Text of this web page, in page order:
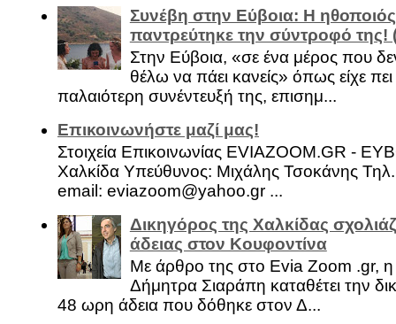
Συνέβη στην Εύβοια: Η
παντρεύτηκε την σύντροφό
Στην Εύβοια, «σε ένα μέρος που
θέλω να πάει κανείς» όπως είχε πει
παλαιότερη συνέντευξή της, επισημ...
Επικοινωνήστε μαζί μας!
Στοιχεία Επικοινωνίας EVIAZOOM.GR -
Χαλκίδα Υπεύθυνος: Μιχάλης Τσοκάνης
email: eviazoom@yahoo.gr ...
Δικηγόρος της Χαλκίδας
άδειας στον Κουφοντίνα
Με άρθρο της στο Evia Zoom .gr,
Δήμητρα Σιαράπη καταθέτει την
48 ωρη άδεια που δόθηκε στον Δ...